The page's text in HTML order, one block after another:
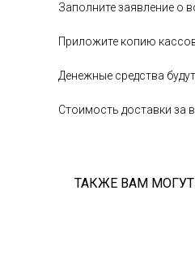
Заполните заявление о
Приложите копию
Денежные средства
Стоимость доставки за
ТАКЖЕ ВАМ